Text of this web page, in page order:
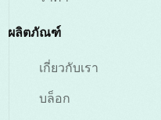
ผลิตภัณฑ์
เกี่ยวกับเรา
บล็อก